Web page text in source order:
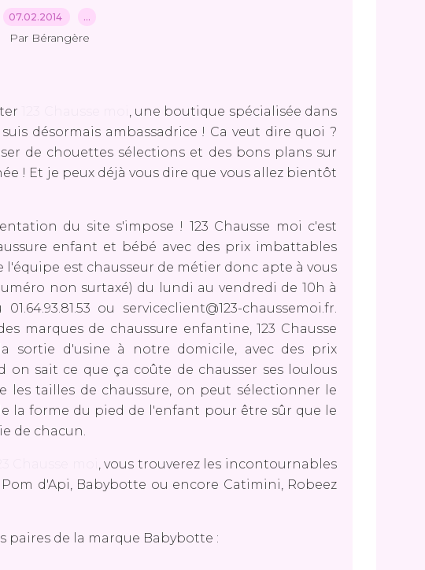
07.02.2014 …
Par Bérangère
, une boutique spécialisée dans
désormais ambassadrice ! Ca veut dire quoi ?
de chouettes sélections et des bons plans sur
! Et je peux déjà vous dire que vous allez bientôt
du site s'impose ! 123 Chausse moi c'est
enfant et bébé avec des prix imbattables
est chausseur de métier donc apte à vous
non surtaxé) du lundi au vendredi de 10h à
ou serviceclient@123-chaussemoi.fr.
marques de chaussure enfantine, 123 Chausse
sortie d'usine à notre domicile, avec des prix
on sait ce que ça coûte de chausser ses loulous
les tailles de chaussure, on peut sélectionner le
la forme du pied de l'enfant pour être sûr que le
de chacun.
, vous trouverez les incontournables
Pom d'Api, Babybotte ou encore Catimini, Robeez
paires de la marque Babybotte :